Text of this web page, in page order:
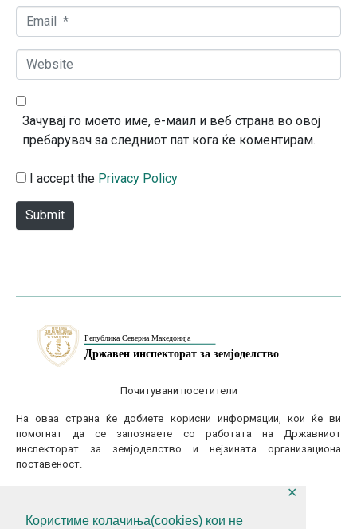
Користиме колачиња(cookies) кои не
✕
m
*
m
a
*
e
b
e
Зачувај го моето име, е-маил и веб страна во овој
пребарувач за следниот пат кога ќе коментирам.
I accept the Privacy Policy
Submit
Почитувани посетители
На оваа страна ќе добиете корисни информации, кои ќе ви
помогнат да се запознаете со работата на Државниот
инспекторат за земјоделство и нејзината организациона
поставеност.